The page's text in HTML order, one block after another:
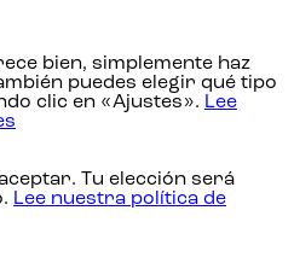
bien, simplemente haz
puedes elegir qué tipo
clic en «Ajustes». Lee
Tu elección será
Lee nuestra política de